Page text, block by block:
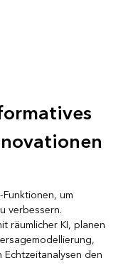
um
verbessern.
räumlicher KI, planen
den